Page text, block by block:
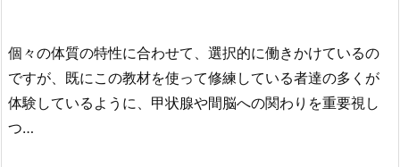
個々の体質の特性に合わせて、選択的に働きかけているの
ですが、既にこの教材を使って修練している者達の多くが
体験しているように、甲状腺や間脳への関わりを重要視し
つ…